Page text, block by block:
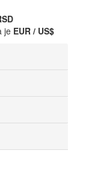
je EUR / US$